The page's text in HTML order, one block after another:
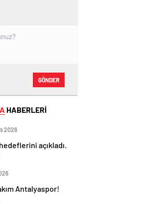
GÖNDER
HABERLERİ
2026
açıkladı.
Antalyaspor!